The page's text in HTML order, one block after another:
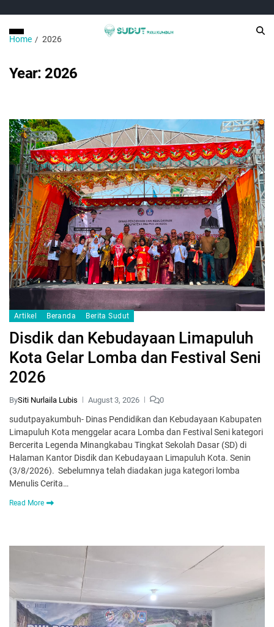
Home 2026
Year: 2026
Artikel Beranda Berita Sudut
Disdik dan Kebudayaan Limapuluh
Kota Gelar Lomba dan Festival Seni
2026
BySiti Nurlaila Lubis August 3, 2026 0
sudutpayakumbuh- Dinas Pendidikan dan Kebudayaan Kabupaten
Limapuluh Kota menggelar acara Lomba dan Festival Seni kategori
Bercerita Legenda Minangkabau Tingkat Sekolah Dasar (SD) di
Halaman Kantor Disdik dan Kebudayaan Limapuluh Kota. Senin
(3/8/2026). Sebelumnya telah diadakan juga kategori lomba
Menulis Cerita…
Read More